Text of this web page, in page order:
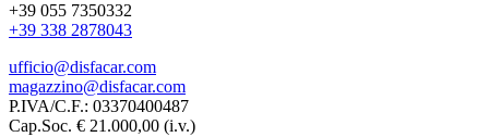
+39 055 7350332
+39 338 2878043
ufficio@disfacar.com
magazzino@disfacar.com
P.IVA/C.F.: 03370400487
Cap.Soc. € 21.000,00 (i.v.)